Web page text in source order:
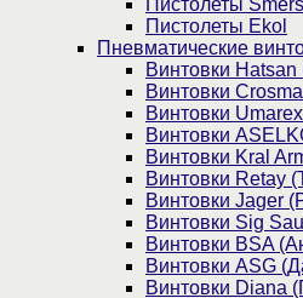
Пистолеты
Пистолеты Ekol
Пневматические
Винтовки Hatsan
Винтовки
Винтовки
Винтовки
Винтовки Kral
Винтовки Retay
Винтовки Jager
Винтовки Sig
Винтовки BSA
Винтовки ASG
Винтовки Diana